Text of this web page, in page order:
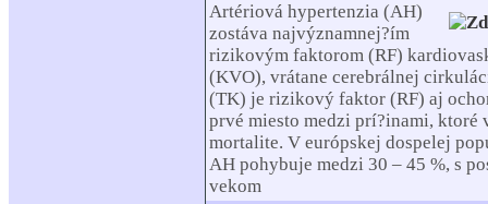
Artériová hypertenzia (AH)
zostáva najvýznamnej?ím
rizikovým faktorom (RF)
(KVO), vrátane cerebrálnej
(TK) je rizikový faktor (RF) aj
prvé miesto medzi prí?inami, ktoré
mortalite. V európskej dospelej
AH pohybuje medzi 30 – 45 %, s
vekom